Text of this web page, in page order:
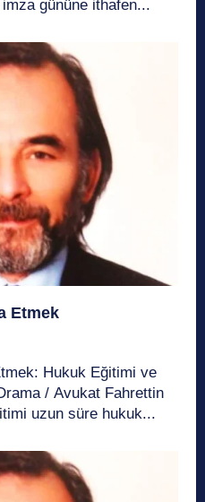
gününe ithafen...
Etmek
Hukuk Eğitimi ve
/ Avukat Fahrettin
eğitimi uzun süre hukuk...